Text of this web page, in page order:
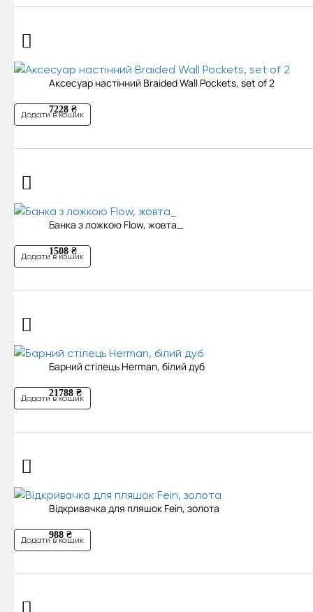
Аксесуар настінний Braided Wall Pockets, set of 2
7228 ₴
Додати в кошик
Банка з ложкою Flow, жовта_
1508 ₴
Додати в кошик
Барний стілець Herman, білий дуб
21788 ₴
Додати в кошик
Відкривачка для пляшок Fein, золота
988 ₴
Додати в кошик